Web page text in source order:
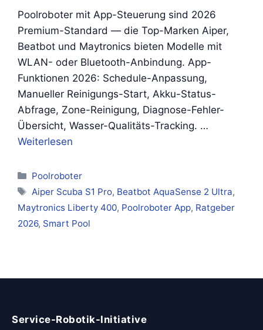
Poolroboter mit App-Steuerung sind 2026
Premium-Standard — die Top-Marken Aiper,
Beatbot und Maytronics bieten Modelle mit
WLAN- oder Bluetooth-Anbindung. App-
Funktionen 2026: Schedule-Anpassung,
Manueller Reinigungs-Start, Akku-Status-
Abfrage, Zone-Reinigung, Diagnose-Fehler-
Übersicht, Wasser-Qualitäts-Tracking. …
Weiterlesen
Kategorien
Poolroboter
Schlagwörter
Aiper Scuba S1 Pro, Beatbot AquaSense 2 Ultra,
Maytronics Liberty 400, Poolroboter App, Ratgeber
2026, Smart Pool
Service-Robotik-Initiative